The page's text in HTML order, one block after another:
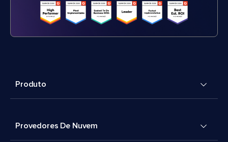
Produto
Provedores De Nuvem